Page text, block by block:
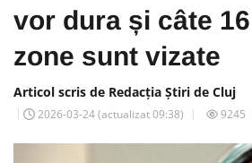
vor dura și câte
zone sunt vizate
Articol scris de Redacția Știri de Cluj
2026-03-24(actualizat09:38) 9245